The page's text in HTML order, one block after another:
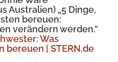
Australien) „5 Dinge,
bereuen:
verändern werden.“
Was
bereuen | STERN.de